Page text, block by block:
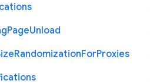
PageUnload
RandomizationForProxies